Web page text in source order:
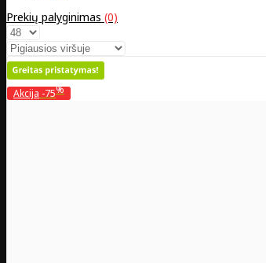
Prekių palyginimas (0)
Akcija -75%